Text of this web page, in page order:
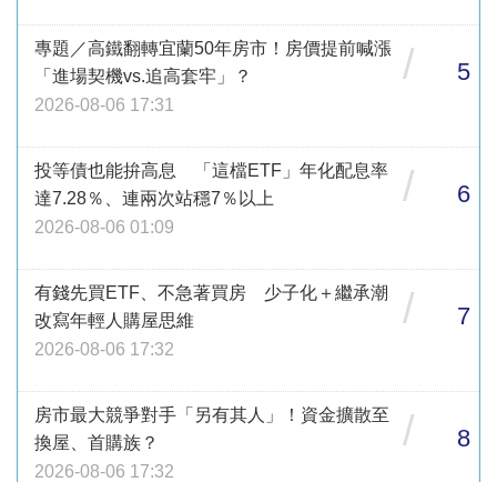
專題／高鐵翻轉宜蘭50年房市！房價提前喊漲
「進場契機vs.追高套牢」？
2026-08-06 17:31
/ 5
投等債也能拚高息 「這檔ETF」年化配息率
達7.28％、連兩次站穩7％以上
2026-08-06 01:09
/ 6
有錢先買ETF、不急著買房 少子化＋繼承潮
改寫年輕人購屋思維
2026-08-06 17:32
/ 7
房市最大競爭對手「另有其人」！資金擴散至
換屋、首購族？
2026-08-06 17:32
/ 8